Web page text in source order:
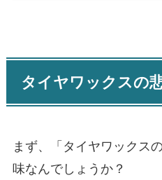
タイヤワックスの
まず、「タイヤワックス
味なんでしょうか？